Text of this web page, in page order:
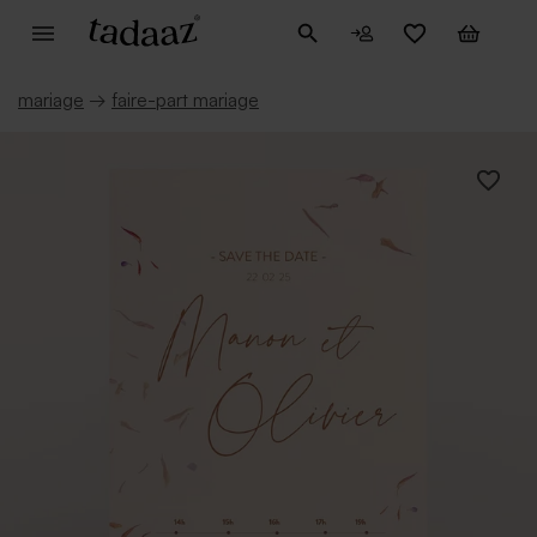
mariage → faire-part mariage